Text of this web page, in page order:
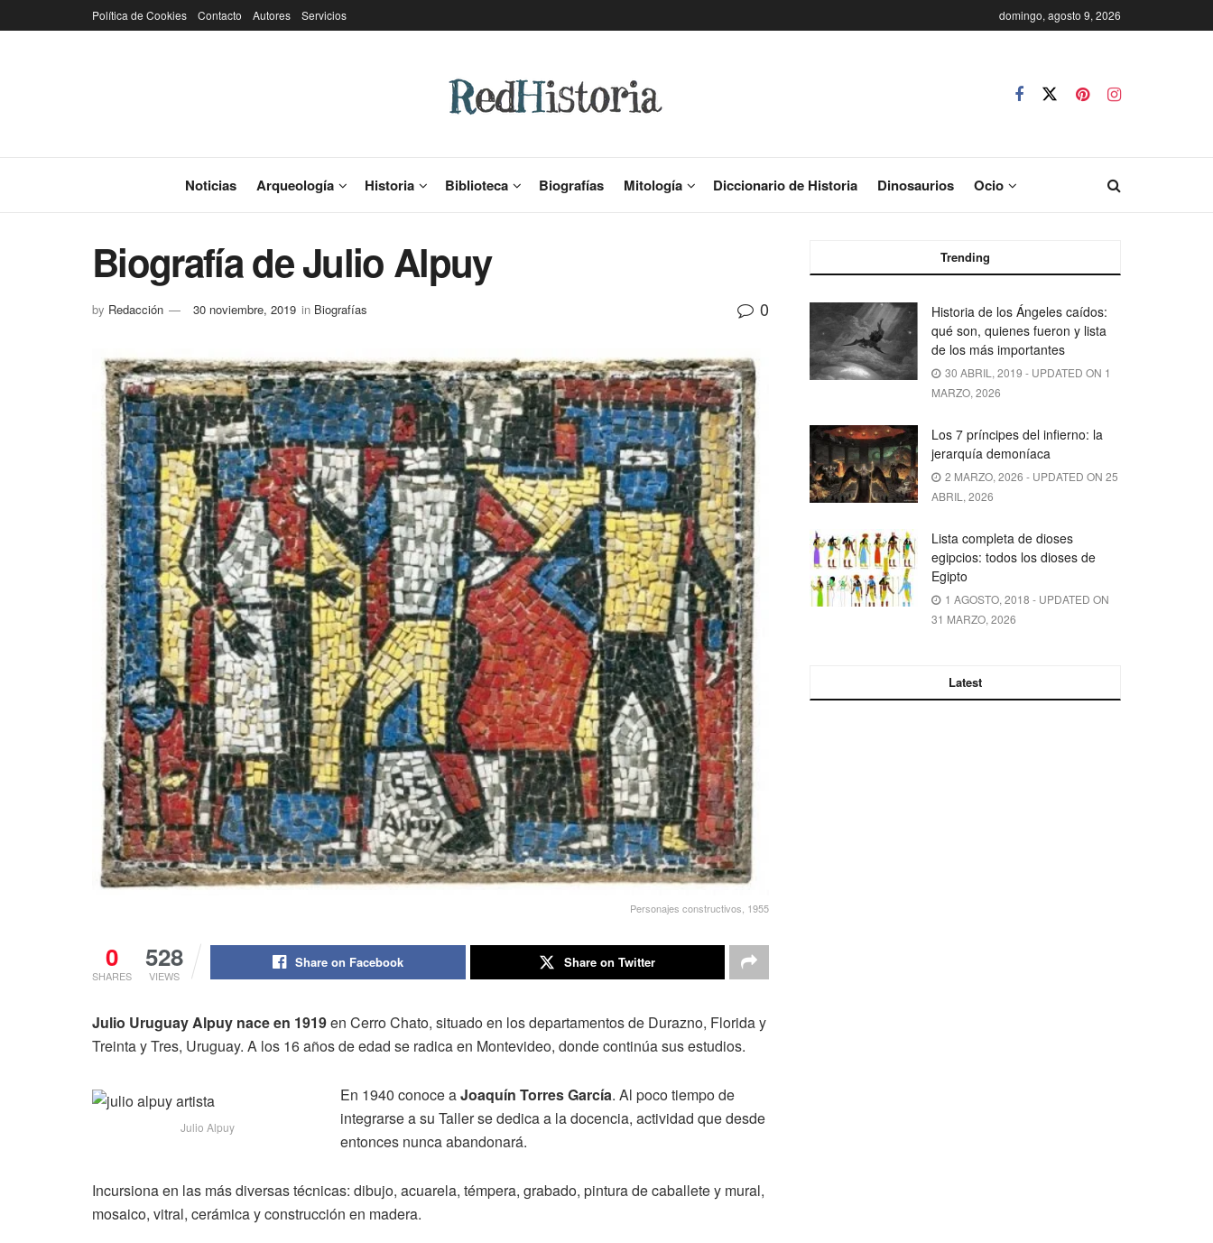
Política de Cookies Contacto Autores Servicios domingo, agosto 9, 2026
Noticias Arqueología Historia Biblioteca Biografías Mitología Diccionario de Historia Dinosaurios Ocio
Biografía de Julio Alpuy
by Redacción 30 noviembre, 2019 in Biografías 0
Personajes constructivos, 1955
0
SHARES
528
VIEWS
Share on Facebook Share on Twitter
Julio Uruguay Alpuy nace en 1919en Cerro Chato, situado en los departamentos de Durazno, Florida y
Treinta y Tres, Uruguay. A los 16 años de edad se radica en Montevideo, donde continúa sus estudios.
Julio Alpuy
En 1940 conoce aJoaquín Torres García. Al poco tiempo de
integrarse a su Taller se dedica a la docencia, actividad que desde
entonces nunca abandonará.
Incursiona en las más diversas técnicas: dibujo, acuarela, témpera, grabado, pintura de caballete y mural,
mosaico, vitral, cerámica y construcción en madera.
Trending
Historia de los Ángeles caídos:
qué son, quienes fueron y lista
de los más importantes
30 ABRIL, 2019 - UPDATED ON 1
MARZO, 2026
Los 7 príncipes del infierno: la
jerarquía demoníaca
2 MARZO, 2026 - UPDATED ON 25
ABRIL, 2026
Lista completa de dioses
egipcios: todos los dioses de
Egipto
1 AGOSTO, 2018 - UPDATED ON
31 MARZO, 2026
Latest